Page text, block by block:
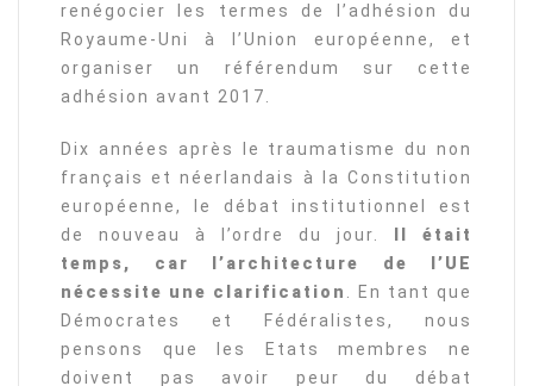
renégocier les termes de l’adhésion du
Royaume-Uni à l’Union européenne, et
organiser un référendum sur cette
adhésion avant 2017.
Dix années après le traumatisme du non
français et néerlandais à la Constitution
européenne, le débat institutionnel est
de nouveau à l’ordre du jour.
Il était
temps, car l’architecture de l’UE
nécessite une clarification
. En tant que
Démocrates et Fédéralistes, nous
pensons que les Etats membres ne
doivent pas avoir peur du débat